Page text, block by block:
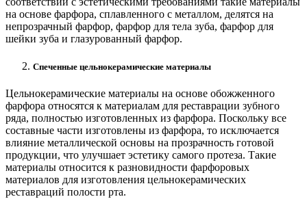
на основе фарфора, сплавленного с металлом, делятся на
непрозрачный фарфор, фарфор для тела зуба, фарфор для
шейки зуба и глазурованный фарфор.
Спеченные цельнокерамические материалы
Цельнокерамические материалы на основе обожженного
фарфора относятся к материалам для реставрации зубного
ряда, полностью изготовленных из фарфора. Поскольку все
составные части изготовлены из фарфора, то исключается
влияние металлической основы на прозрачность готовой
продукции, что улучшает эстетику самого протеза. Такие
материалы относится к разновидности фарфоровых
материалов для изготовления цельнокерамических
реставраций полости рта.